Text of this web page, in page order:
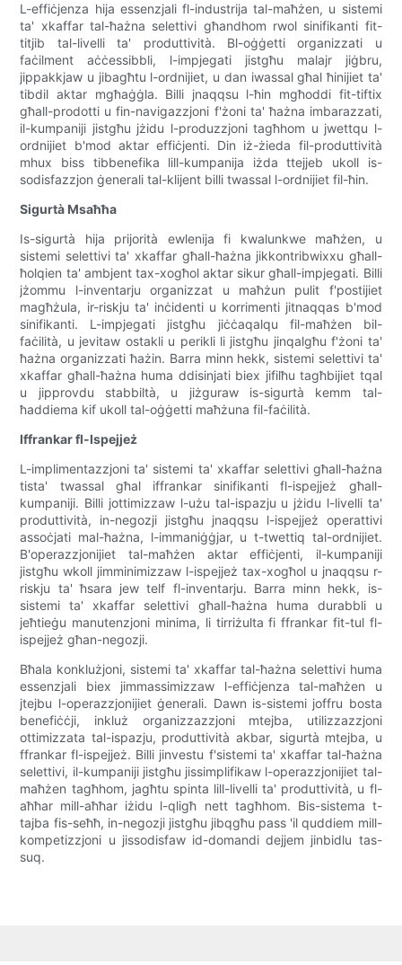
L-effiċjenza hija essenzjali fl-industrija tal-maħżen, u sistemi
ta' xkaffar tal-ħażna selettivi għandhom rwol sinifikanti fit-
titjib tal-livelli ta' produttività. Bl-oġġetti organizzati u
faċilment aċċessibbli, l-impjegati jistgħu malajr jiġbru,
jippakkjaw u jibagħtu l-ordnijiet, u dan iwassal għal ħinijiet ta'
tibdil aktar mgħaġġla. Billi jnaqqsu l-ħin mgħoddi fit-tiftix
għall-prodotti u fin-navigazzjoni f'żoni ta' ħażna imbarazzati,
il-kumpaniji jistgħu jżidu l-produzzjoni tagħhom u jwettqu l-
ordnijiet b'mod aktar effiċjenti. Din iż-żieda fil-produttività
mhux biss tibbenefika lill-kumpanija iżda ttejjeb ukoll is-
sodisfazzjon ġenerali tal-klijent billi twassal l-ordnijiet fil-ħin.
Sigurtà Msaħħa
Is-sigurtà hija prijorità ewlenija fi kwalunkwe maħżen, u
sistemi selettivi ta' xkaffar għall-ħażna jikkontribwixxu għall-
ħolqien ta' ambjent tax-xogħol aktar sikur għall-impjegati. Billi
jżommu l-inventarju organizzat u maħżun pulit f'postijiet
magħżula, ir-riskju ta' inċidenti u korrimenti jitnaqqas b'mod
sinifikanti. L-impjegati jistgħu jiċċaqalqu fil-maħżen bil-
faċilità, u jevitaw ostakli u perikli li jistgħu jinqalgħu f'żoni ta'
ħażna organizzati ħażin. Barra minn hekk, sistemi selettivi ta'
xkaffar għall-ħażna huma ddisinjati biex jifilħu tagħbijiet tqal
u jipprovdu stabbiltà, u jiżguraw is-sigurtà kemm tal-
ħaddiema kif ukoll tal-oġġetti maħżuna fil-faċilità.
Iffrankar fl-Ispejjeż
L-implimentazzjoni ta' sistemi ta' xkaffar selettivi għall-ħażna
tista' twassal għal iffrankar sinifikanti fl-ispejjeż għall-
kumpaniji. Billi jottimizzaw l-użu tal-ispazju u jżidu l-livelli ta'
produttività, in-negozji jistgħu jnaqqsu l-ispejjeż operattivi
assoċjati mal-ħażna, l-immaniġġjar, u t-twettiq tal-ordnijiet.
B'operazzjonijiet tal-maħżen aktar effiċjenti, il-kumpaniji
jistgħu wkoll jimminimizzaw l-ispejjeż tax-xogħol u jnaqqsu r-
riskju ta' ħsara jew telf fl-inventarju. Barra minn hekk, is-
sistemi ta' xkaffar selettivi għall-ħażna huma durabbli u
jeħtieġu manutenzjoni minima, li tirriżulta fi ffrankar fit-tul fl-
ispejjeż għan-negozji.
Bħala konklużjoni, sistemi ta' xkaffar tal-ħażna selettivi huma
essenzjali biex jimmassimizzaw l-effiċjenza tal-maħżen u
jtejbu l-operazzjonijiet ġenerali. Dawn is-sistemi joffru bosta
benefiċċji, inkluż organizzazzjoni mtejba, utilizzazzjoni
ottimizzata tal-ispazju, produttività akbar, sigurtà mtejba, u
ffrankar fl-ispejjeż. Billi jinvestu f'sistemi ta' xkaffar tal-ħażna
selettivi, il-kumpaniji jistgħu jissimplifikaw l-operazzjonijiet tal-
maħżen tagħhom, jagħtu spinta lill-livelli ta' produttività, u fl-
aħħar mill-aħħar iżidu l-qligħ nett tagħhom. Bis-sistema t-
tajba fis-seħħ, in-negozji jistgħu jibqgħu pass 'il quddiem mill-
kompetizzjoni u jissodisfaw id-domandi dejjem jinbidlu tas-
suq.